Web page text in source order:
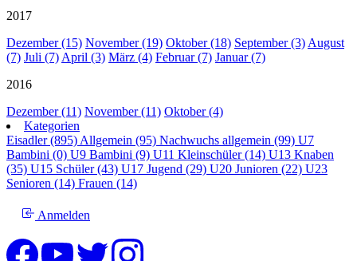
2017
Dezember (15) November (19) Oktober (18) September (3) August
(7) Juli (7) April (3) März (4) Februar (7) Januar (7)
2016
Dezember (11) November (11) Oktober (4)
Kategorien
Eisadler (895) Allgemein (95) Nachwuchs allgemein (99) U7
Bambini (0) U9 Bambini (9) U11 Kleinschüler (14) U13 Knaben
(35) U15 Schüler (43) U17 Jugend (29) U20 Junioren (22) U23
Senioren (14) Frauen (14)
Anmelden